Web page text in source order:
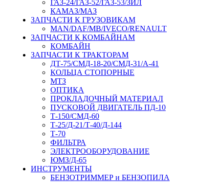
ГАЗ-24/ГАЗ-52/ГАЗ-53/ЗИЛ
КАМАЗ/МАЗ
ЗАПЧАСТИ К ГРУЗОВИКАМ
MAN/DAF/MB/IVECO/RENAULT
ЗАПЧАСТИ К КОМБАЙНАМ
КОМБАЙН
ЗАПЧАСТИ К ТРАКТОРАМ
ДТ-75/СМД-18-20/СМД-31/A-41
КОЛЬЦА СТОПОРНЫЕ
МТЗ
ОПТИКА
ПРОКЛАДОЧНЫЙ МАТЕРИАЛ
ПУСКОВОЙ ДВИГАТЕЛЬ ПД-10
Т-150/СМД-60
Т-25/Д-21/Т-40/Д-144
Т-70
ФИЛЬТРА
ЭЛЕКТРООБОРУДОВАНИЕ
ЮМЗ/Д-65
ИНСТРУМЕНТЫ
БЕНЗОТРИММЕР и БЕНЗОПИЛА